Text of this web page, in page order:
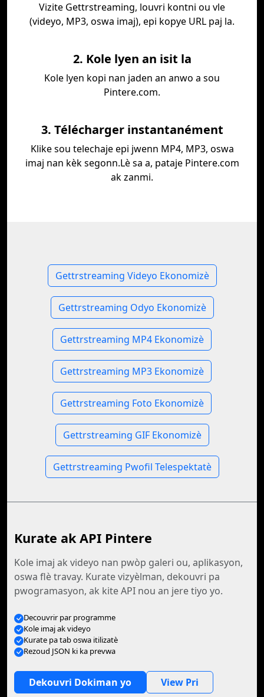
Vizite Gettrstreaming, louvri kontni ou vle
(videyo, MP3, oswa imaj), epi kopye URL paj la.
2. Kole lyen an isit la
Kole lyen kopi nan jaden an anwo a sou
Pintere.com.
3. Télécharger instantanément
Klike sou telechaje epi jwenn MP4, MP3, oswa
imaj nan kèk segonn.Lè sa a, pataje Pintere.com
ak zanmi.
Gettrstreaming Videyo Ekonomizè
Gettrstreaming Odyo Ekonomizè
Gettrstreaming MP4 Ekonomizè
Gettrstreaming MP3 Ekonomizè
Gettrstreaming Foto Ekonomizè
Gettrstreaming GIF Ekonomizè
Gettrstreaming Pwofil Telespektatè
Kurate ak API Pintere
Kole imaj ak videyo nan pwòp galeri ou, aplikasyon,
oswa flè travay. Kurate vizyèlman, dekouvri pa
pwogramasyon, ak kite API nou an jere tiyo yo.
Decouvrir par programme
Kole imaj ak videyo
Kurate pa tab oswa itilizatè
Rezoud JSON ki ka prevwa
Dekouvri Dokiman yo View Pri